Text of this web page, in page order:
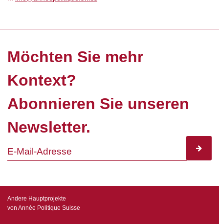
Möchten Sie mehr
Kontext?
Abonnieren Sie unseren
Newsletter.
Andere Hauptprojekte
von Année Politique Suisse